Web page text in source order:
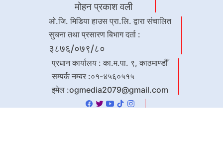
मोहन प्रकाश वली
ओ.जि. मिडिया हाउस प्रा.लि. द्वारा संचालित
सुचना तथा प्रसारण बिभाग दर्ता :
३८७६/०७९/८०
प्रधान कार्यालय : का.म.पा. ९, काठमाण्डौँ
सम्पर्क नम्बर :०१-४५६०५१५
इमेल :ogmedia2079@gmail.com